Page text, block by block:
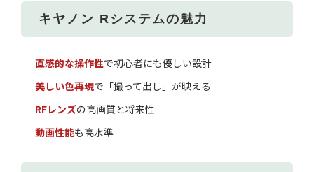
キヤノン Rシステムの魅力
直感的な操作性で初心者にも優しい設計
美しい色再現で「撮って出し」が映える
RFレンズの高画質と将来性
動画性能も高水準